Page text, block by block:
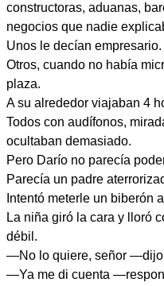
constructoras, aduanas,
negocios que nadie
Unos le decían empresario.
Otros, cuando no había
plaza.
A su alrededor viajaban 4
Todos con audífonos,
ocultaban demasiado.
Pero Darío no parecía
Parecía un padre
Intentó meterle un biberón
La niña giró la cara y lloró
débil.
—No lo quiere, señor —dijo
—Ya me di cuenta